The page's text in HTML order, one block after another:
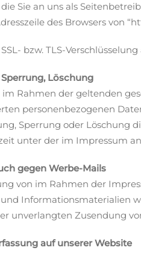
Sie an uns als
des Browsers von
bzw. TLS-
Löschung
im Rahmen der geltenden
personenbezogenen
Sperrung oder Löschung
unter der im Impressum
gegen Werbe-Mails
von im Rahmen der
Informationsmaterialien
unverlangten Zusendung
auf unserer Website